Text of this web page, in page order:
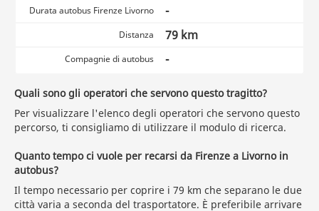
Durata autobus Firenze Livorno -
Distanza 79 km
Compagnie di autobus -
Quali sono gli operatori che servono questo tragitto?
Per visualizzare l'elenco degli operatori che servono questo
percorso, ti consigliamo di utilizzare il modulo di ricerca.
Quanto tempo ci vuole per recarsi da Firenze a Livorno in
autobus?
Il tempo necessario per coprire i 79 km che separano le due
città varia a seconda del trasportatore. È preferibile arrivare